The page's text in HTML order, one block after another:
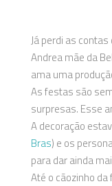
Já perdi as
Andrea mãe da
ama uma
As festas são
surpresas. Esse
A decoração
Bras) e os
para dar ainda
Até o cãozinho